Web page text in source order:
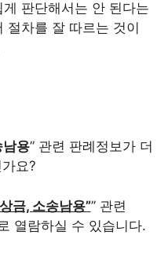
판단해서는 안 된다는
절차를 잘 따르는 것이
남용” 관련 판례정보가 더
요?
금, 소송남용”” 관련
열람하실 수 있습니다.